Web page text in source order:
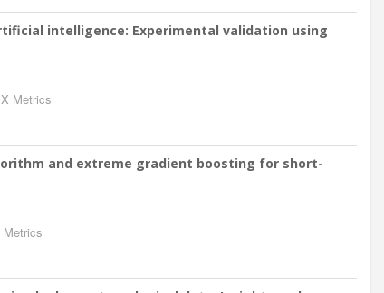
intelligence: Experimental validation using
Metrics
and extreme gradient boosting for short-
Metrics